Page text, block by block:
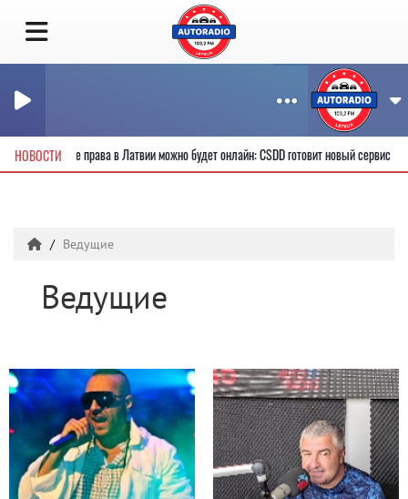
НОВОСТИ
водительские права в Латвии можно будет онлайн: CSDD готовит новый сервис
Ведущие
Ведущие